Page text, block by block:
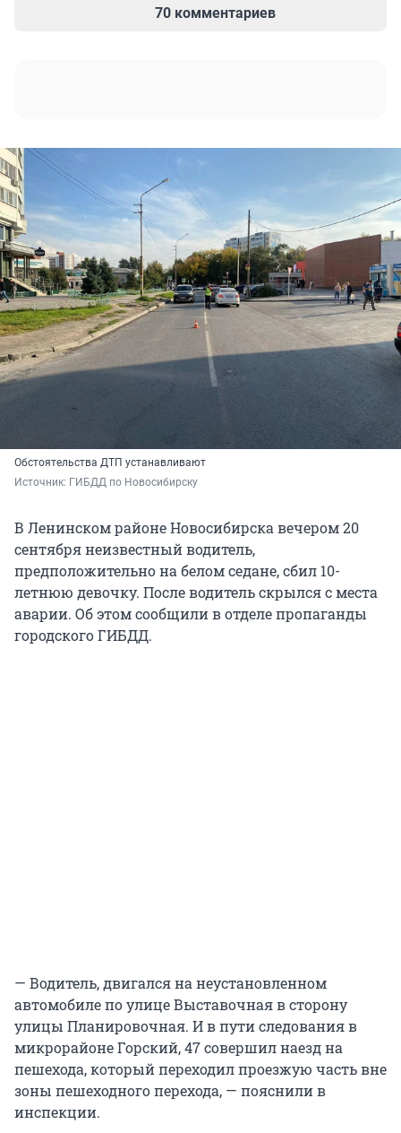
70 комментариев
Обстоятельства ДТП устанавливают
Источник: ГИБДД по Новосибирску
В Ленинском районе Новосибирска вечером 20
сентября неизвестный водитель,
предположительно на белом седане, сбил 10-
летнюю девочку. После водитель скрылся с места
аварии. Об этом сообщили в отделе пропаганды
городского ГИБДД.
— Водитель, двигался на неустановленном
автомобиле по улице Выставочная в сторону
улицы Планировочная. И в пути следования в
микрорайоне Горский, 47 совершил наезд на
пешехода, который переходил проезжую часть вне
зоны пешеходного перехода, — пояснили в
инспекции.